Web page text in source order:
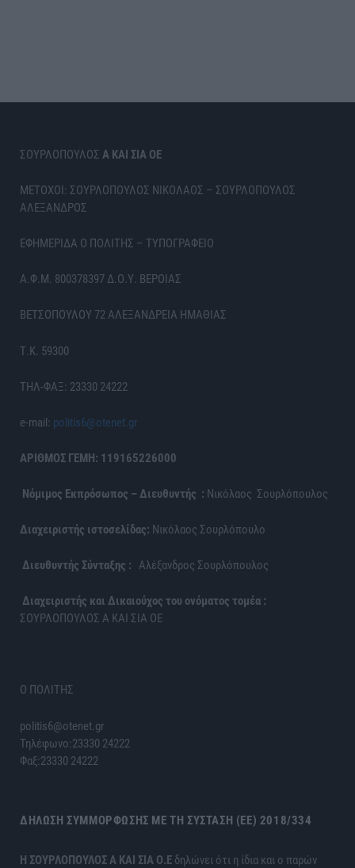
ΣΟΥΡΛΟΠΟΥΛΟΣ Α ΚΑΙ ΣΙΑ ΟΕ
ΜΕΤΟΧΟΙ: ΣΟΥΡΛΟΠΟΥΛΟΣ ΝΙΚΟΛΑΟΣ – ΣΟΥΡΛΟΠΟΥΛΟΣ
ΑΛΕΞΑΝΔΡΟΣ
ΕΦΗΜΕΡΙΔΑ Ο ΠΟΛΙΤΗΣ – ΤΥΠΟΓΡΑΦΕΙΟ
Α.Φ.Μ. 800378397 Δ.Ο.Υ. ΒΕΡΟΙΑΣ
ΒΕΤΣΟΠΟΥΛΟΥ 72 ΑΛΕΞΑΝΔΡΕΙΑ ΗΜΑΘΙΑΣ
Τ.Κ. 59300
ΤΗΛ-ΦΑΞ: 23330 24222
e-mail: politis6@otenet.gr
ΑΡΙΘΜΟΣ ΓΕΜΗ: 119165226000
Νόμιμος Εκπρόσωπος – Διευθυντής : Νικόλαος Σουρλόπουλος
Διαχειριστής ιστοσελίδας: Νικόλαος Σουρλόπουλο
Διευθυντής Σύνταξης : Αλέξανδρος Σουρλόπουλος
Διαχειριστής και Δικαιούχος του ονόματος τομέα :
ΣΟΥΡΛΟΠΟΥΛΟΣ Α ΚΑΙ ΣΙΑ ΟΕ
Ο ΠΟΛΙΤΗΣ
politis6@otenet.gr
Τηλέφωνο:23330 24222
Φαξ:23330 24222
ΔΉΛΩΣΗ ΣΥΜΜΌΡΦΩΣΗΣ ΜΕ ΤΗ ΣΎΣΤΑΣΗ (ΕΕ) 2018/334
H ΣΟΥΡΛΟΠΟΥΛΟΣ Α ΚΑΙ ΣΙΑ Ο.Ε δηλώνει ότι η ίδια και ο παρών